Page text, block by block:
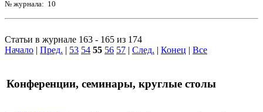
№ журнала: 10
Статьи в журнале 163 - 165 из 174
Начало | Пред. | 53 54 55 56 57 | След. | Конец | Все
Конференции, семинары, круглые столы